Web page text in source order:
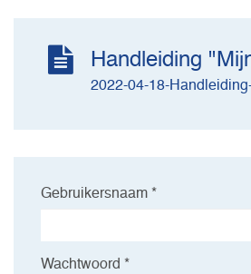
Handleiding
2022-04-18-
Gebruikersnaam *
Wachtwoord *